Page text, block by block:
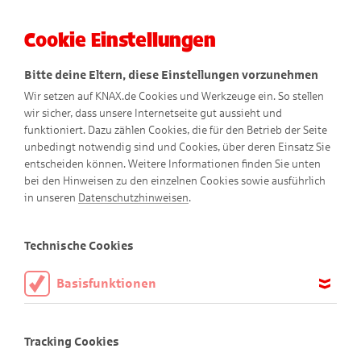
Die KNAX-Taschengeld-App
Dein Taschengeld. Einfach. Sicher.
Cookie Einstellungen
Bitte deine Eltern, diese Einstellungen vorzunehmen
Wir setzen auf KNAX.de Cookies und Werkzeuge ein. So stellen
wir sicher, dass unsere Internetseite gut aussieht und
funktioniert. Dazu zählen Cookies, die für den Betrieb der Seite
unbedingt notwendig sind und Cookies, über deren Einsatz Sie
entscheiden können. Weitere Informationen finden Sie unten
bei den Hinweisen zu den einzelnen Cookies sowie ausführlich
in unseren Datenschutzhinweisen.
Technische Cookies
Basisfunktionen
aktiviert sein.
Tracking Cookies